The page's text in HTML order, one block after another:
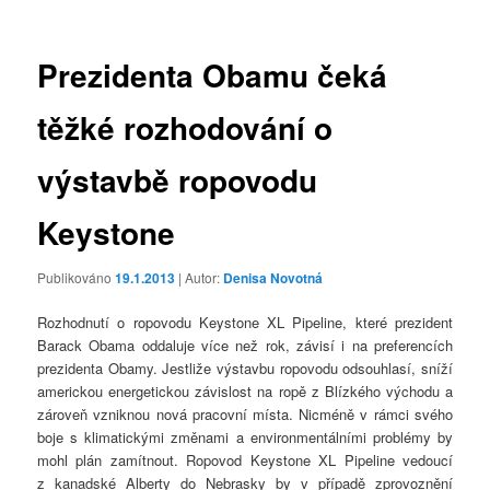
Prezidenta Obamu čeká
těžké rozhodování o
výstavbě ropovodu
Keystone
Publikováno19.1.2013 | Autor: Denisa Novotná
Rozhodnutí o ropovodu Keystone XL Pipeline, které prezident
Barack Obama oddaluje více než rok, závisí i na preferencích
prezidenta Obamy. Jestliže výstavbu ropovodu odsouhlasí, sníží
americkou energetickou závislost na ropě z Blízkého východu a
zároveň vzniknou nová pracovní místa. Nicméně v rámci svého
boje s klimatickými změnami a environmentálními problémy by
mohl plán zamítnout. Ropovod Keystone XL Pipeline vedoucí
z kanadské Alberty do Nebrasky by v případě zprovoznění